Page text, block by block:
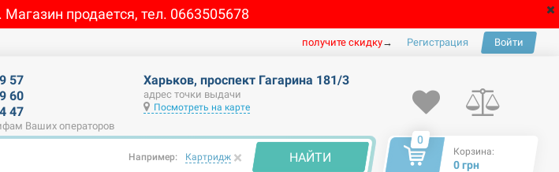
продается, тел. 0663505678
получите скидку→ Регистрация Войти
57
60
47
Ваших операторов
Харьков, проспект Гагарина 181/3
адрес точки выдачи
Посмотреть на карте
Например: Картридж × НАЙТИ
0
Корзина:
0 грн